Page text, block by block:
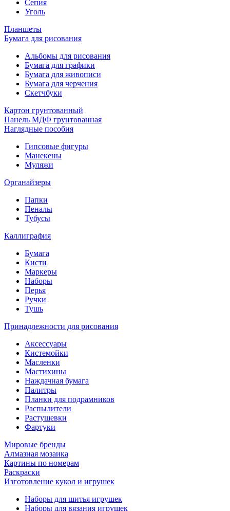
Сепия
Уголь
Планшеты
Бумага для рисования
Альбомы для рисования
Бумага для графики
Бумага для живописи
Бумага для черчения
Скетчбуки
Картон грунтованный
Панель МДФ грунтованная
Наглядные пособия
Гипсовые фигуры
Манекены
Муляжи
Органайзеры
Папки
Пеналы
Тубусы
Каллиграфия
Бумага
Кисти
Маркеры
Наборы
Перья
Ручки
Тушь
Принадлежности для рисования
Аксессуары
Кистемойки
Масленки
Мастихины
Наждачная бумага
Палитры
Планки для подрамников
Распылители
Растушевки
Фартуки
Мировые бренды
Алмазная мозаика
Картины по номерам
Раскраски
Изготовление кукол и игрушек
Наборы для шитья игрушек
Наборы для вязания игрушек